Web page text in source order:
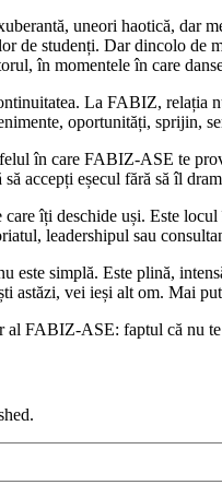
uneori haotică, dar
de studenți. Dar dincolo de
în momentele în care
La FABIZ,
oportunități, sprijin,
în care FABIZ-ASE te
accepți eșecul fără să îl
îți deschide uși. Este
leadershipul sau
este simplă. Este plină,
astăzi, vei ieși alt om. Mai
al FABIZ-ASE: faptul că nu